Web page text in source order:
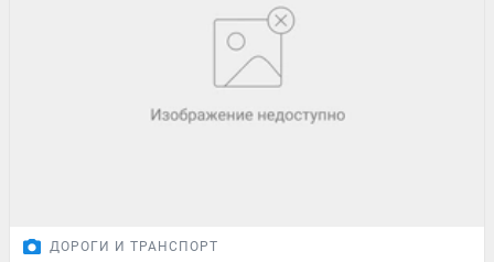
ДОРОГИ И ТРАНСПОРТ